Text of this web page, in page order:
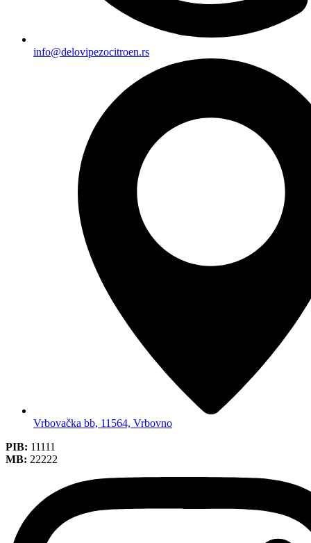
info@delovipezocitroen.rs
Vrbovačka bb, 11564, Vrbovno
PIB: 11111
MB: 22222